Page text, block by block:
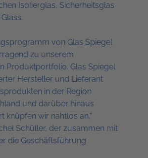
Isolierglas, Sicherheitsglas
von Glas Spiegel
zu unserem
Produktportfolio. Glas Spiegel
Hersteller und Lieferant
in der Region
und darüber hinaus
knüpfen wir nahtlos an,“
Schüller, der zusammen mit
die Geschäftsführung